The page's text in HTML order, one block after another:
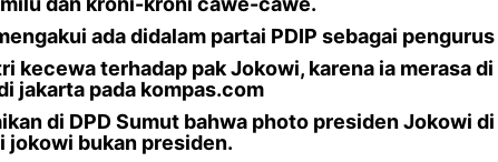
ada didalam partai PDIP sebagai
kecewa terhadap pak Jokowi, karena ia merasa di
jakarta pada kompas.com
di DPD Sumut bahwa photo presiden Jokowi
jokowi bukan presiden.